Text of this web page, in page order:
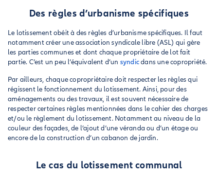
Des règles d’urbanisme spécifiques
Le lotissement obéit à des règles d’urbanisme spécifiques. Il faut
notamment créer une association syndicale libre (ASL) qui gère
les parties communes et dont chaque propriétaire de lot fait
partie. C’est un peu l’équivalent d’un syndicdans une copropriété.
Par ailleurs, chaque copropriétaire doit respecter les règles qui
régissent le fonctionnement du lotissement. Ainsi, pour des
aménagements ou des travaux, il est souvent nécessaire de
respecter certaines règles mentionnées dans le cahier des charges
et/ou le règlement du lotissement. Notamment au niveau de la
couleur des façades, de l’ajout d’une véranda ou d’un étage ou
encore de la construction d’un cabanon de jardin.
Le cas du lotissement communal